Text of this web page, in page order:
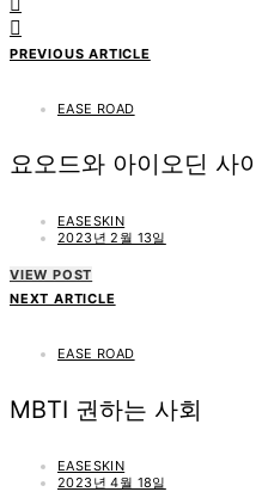
PREVIOUS ARTICLE
EASE ROAD
요오드와 아이오딘 사이
EASESKIN
2023년 2월 13일
VIEW POST
NEXT ARTICLE
EASE ROAD
MBTI 권하는 사회
EASESKIN
2023년 4월 18일